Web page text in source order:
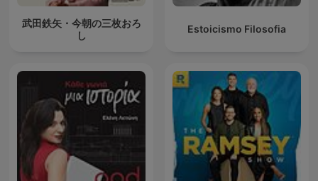
武田鉄矢・今朝の三枚おろ
し
Estoicismo Filosofia